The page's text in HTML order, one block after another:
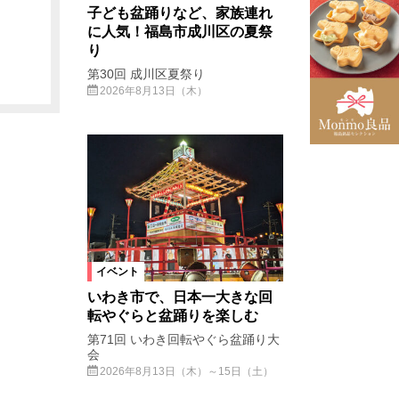
子ども盆踊りなど、家族連れ
に人気！福島市成川区の夏祭
り
第30回 成川区夏祭り
2026年8月13日（木）
イベント
いわき市で、日本一大きな回
転やぐらと盆踊りを楽しむ
第71回 いわき回転やぐら盆踊り大
会
2026年8月13日（木）～15日（土）